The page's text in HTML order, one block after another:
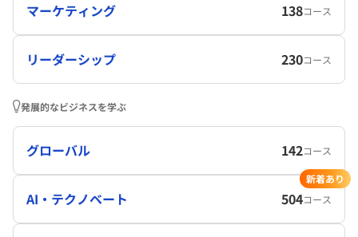
マーケティング 138コース
リーダーシップ 230コース
発展的なビジネスを学ぶ
グローバル 142コース
AI・テクノベート 504コース
新着あり